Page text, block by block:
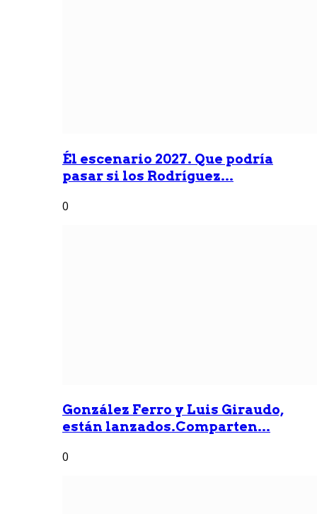
Él escenario 2027. Que podría
pasar si los Rodríguez...
0
González Ferro y Luis Giraudo,
están lanzados.Comparten...
0